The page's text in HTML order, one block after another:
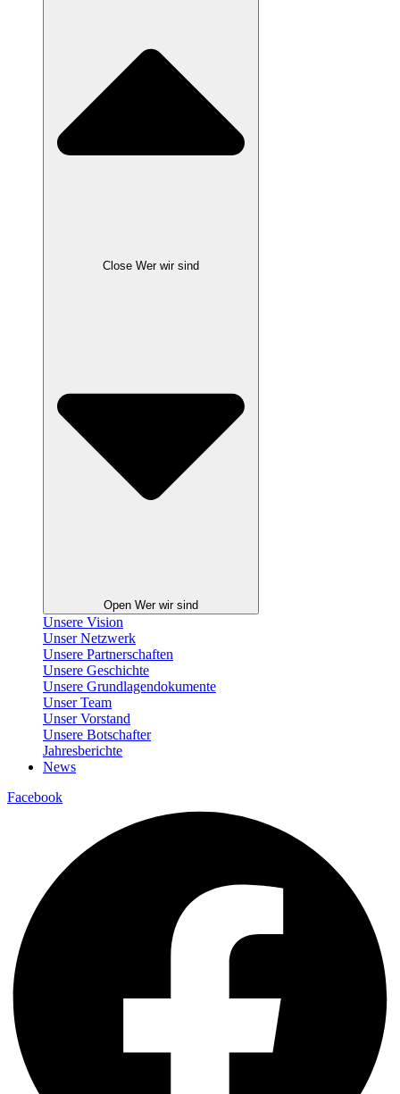
Close Wer wir sind
Open Wer wir sind
Unsere Vision
Unser Netzwerk
Unsere Partnerschaften
Unsere Geschichte
Unsere Grundlagendokumente
Unser Team
Unser Vorstand
Unsere Botschafter
Jahresberichte
News
Facebook